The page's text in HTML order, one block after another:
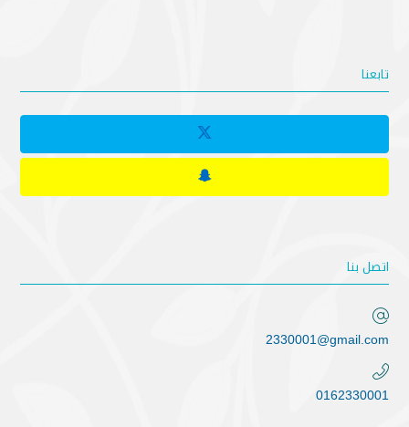
تابعنا
اتصل بنا
2330001@gmail.com
0162330001